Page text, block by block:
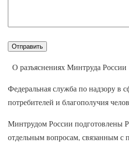
О разъяснениях Минтруда России
Федеральная служба по надзору в
потребителей и благополучия
Минтрудом России подготовлены
отдельным вопросам, связанным с